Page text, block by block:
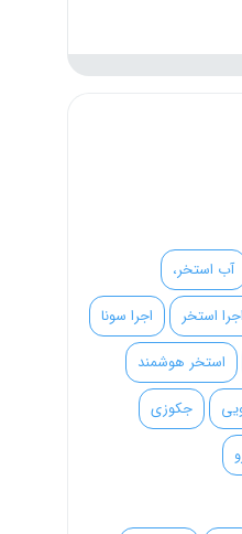
آب استخر،
اجرا استخر
اجرا سونا
استخر هوشمند
جکوزی